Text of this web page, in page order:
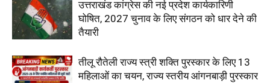
उत्तराखंड कांग्रेस की नई प्रदेश कार्यकारिणी
घोषित, 2027 चुनाव के लिए संगठन को धार देने की
तैयारी
तीलू रौतेली राज्य स्त्री शक्ति पुरस्कार के लिए 13
महिलाओं का चयन, राज्य स्तरीय आंगनबाड़ी पुरस्कार